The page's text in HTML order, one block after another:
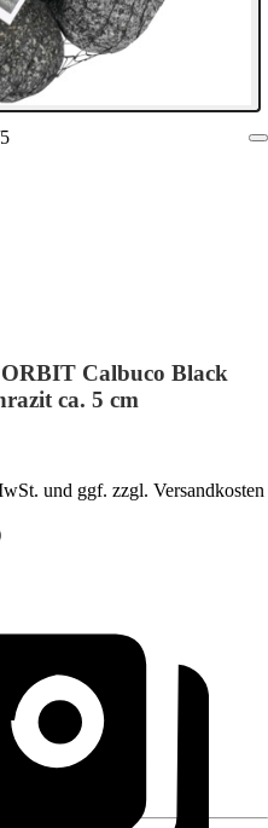
5
Calbuco Black
ca. 5 cm
und ggf. zzgl. Versandkosten